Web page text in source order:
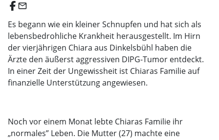
email
Es begann wie ein kleiner Schnupfen und hat sich als
lebensbedrohliche Krankheit herausgestellt. Im Hirn
der vierjährigen Chiara aus Dinkelsbühl haben die
Ärzte den äußerst aggressiven DIPG-Tumor entdeckt.
In einer Zeit der Ungewissheit ist Chiaras Familie auf
finanzielle Unterstützung angewiesen.
Noch vor einem Monat lebte Chiaras Familie ihr
„normales” Leben. Die Mutter (27) machte eine